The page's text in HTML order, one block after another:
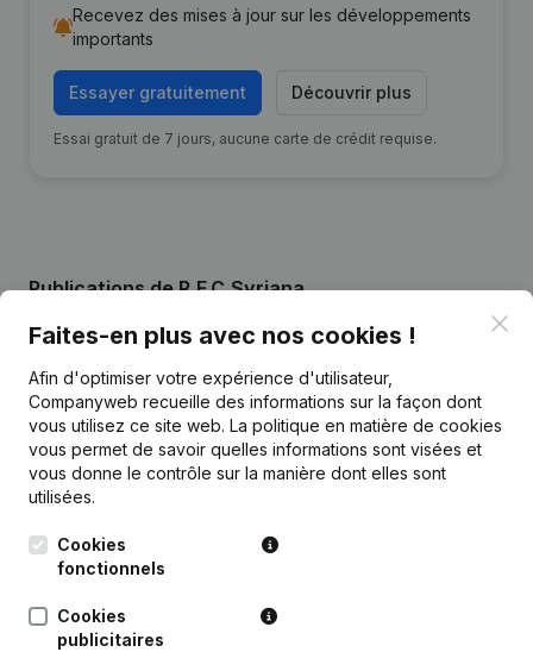
Recevez des mises à jour sur les développements
importants
Essayer gratuitement Découvrir plus
Essai gratuit de 7 jours, aucune carte de crédit requise.
Publicationsde R.F.C.Syriana
18-04-2018
Siège Social - Demissions -
Nominations - Statuts (Traduction,
Coordination, Autres Modifications,
…)(NL)
14-10-2016
Rubrique Constitution (Nouvelle
Personne Morale, Ouverture
Faites-en plus avec nos cookies !
Afin d'optimiser votre expérience d'utilisateur,
Companyweb recueille des informations sur la façon dont
vous utilisez ce site web. La politique en matière de cookies
vous permet de savoir quelles informations sont visées et
vous donne le contrôle sur la manière dont elles sont
utilisées.
Cookies
fonctionnels
Cookies
publicitaires